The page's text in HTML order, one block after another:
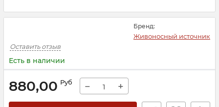
Бренд:
Живоносный источник
Оставить отзыв
Есть в наличии
880,00 Руб − +